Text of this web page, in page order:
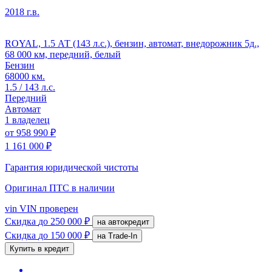
2018 г.в.
ROYAL, 1.5 АТ (143 л.с.), бензин, автомат, внедорожник 5д.,
68 000 км, передний, белый
Бензин
68000 км.
1.5 / 143 л.с.
Передний
Автомат
1 владелец
от 958 990 ₽
1 161 000 ₽
Гарантия юридической чистоты
Оригинал ПТС в наличии
vin VIN проверен
Скидка до 250 000 ₽ на автокредит
Скидка до 150 000 ₽
на Trade-In
Купить в кредит